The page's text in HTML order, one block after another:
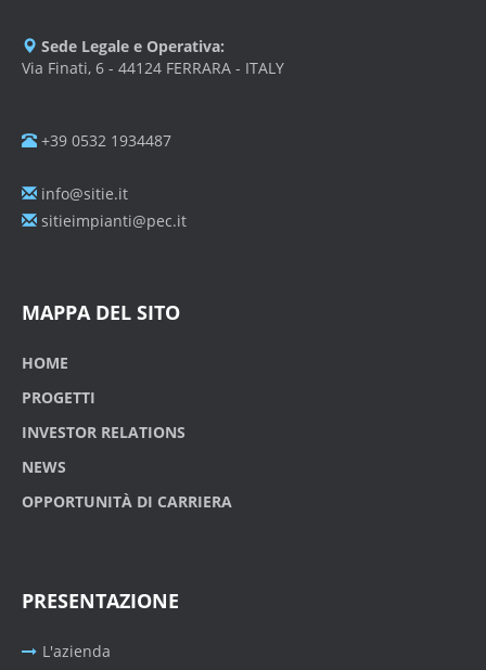
Sede Legale e Operativa:
Via Finati, 6 - 44124 FERRARA - ITALY
+39 0532 1934487
info@sitie.it
sitieimpianti@pec.it
MAPPA DEL SITO
HOME
PROGETTI
INVESTOR RELATIONS
NEWS
OPPORTUNITÀ DI CARRIERA
PRESENTAZIONE
L'azienda